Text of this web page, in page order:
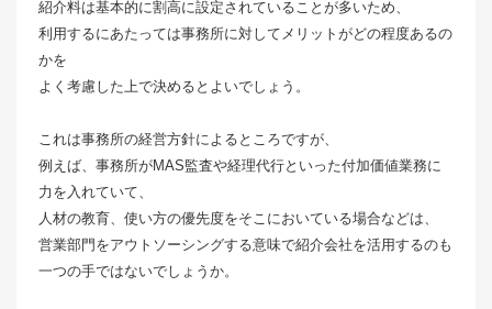
紹介料は基本的に割高に設定されていることが多いため、
利用するにあたっては事務所に対してメリットがどの程度あるの
かを
よく考慮した上で決めるとよいでしょう。
これは事務所の経営方針によるところですが、
例えば、事務所がMAS監査や経理代行といった付加価値業務に
力を入れていて、
人材の教育、使い方の優先度をそこにおいている場合などは、
営業部門をアウトソーシングする意味で紹介会社を活用するのも
一つの手ではないでしょうか。